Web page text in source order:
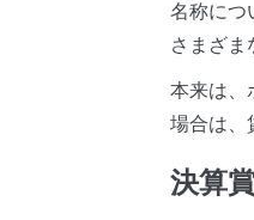
名称につ
さまざま
本来は、
場合は、
決算